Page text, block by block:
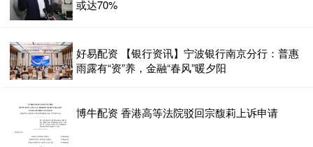
或达70%
好易配资 【银行资讯】宁波银行南京分行：普惠
雨露有“资”养，金融“春风”暖夕阳
博牛配资 香港高等法院驳回宗馥莉上诉申请